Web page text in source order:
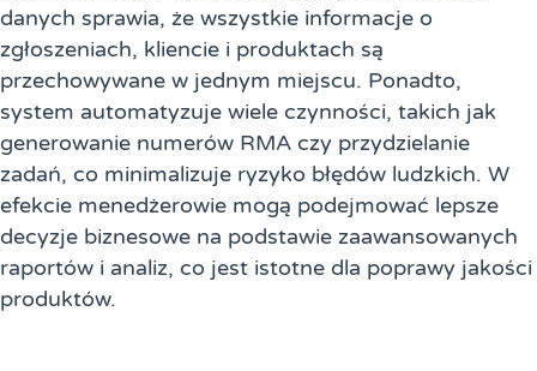
danych sprawia, że wszystkie informacje o
zgłoszeniach, kliencie i produktach są
przechowywane w jednym miejscu. Ponadto,
system automatyzuje wiele czynności, takich jak
generowanie numerów RMA czy przydzielanie
zadań, co minimalizuje ryzyko błędów ludzkich. W
efekcie menedżerowie mogą podejmować lepsze
decyzje biznesowe na podstawie zaawansowanych
raportów i analiz, co jest istotne dla poprawy jakości
produktów.